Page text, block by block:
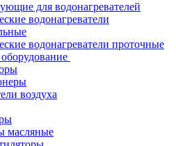
для водонагревателей
водонагреватели
водонагреватели проточные
воздуха
масляные